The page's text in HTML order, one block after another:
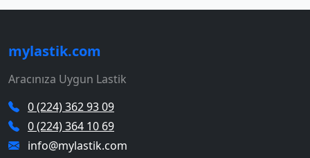
mylastik.com
Aracınıza Uygun Lastik
0 (224) 362 93 09
0 (224) 364 10 69
info@mylastik.com